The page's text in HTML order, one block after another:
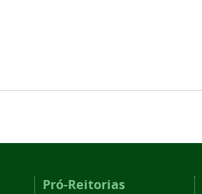
Pró-Reitorias